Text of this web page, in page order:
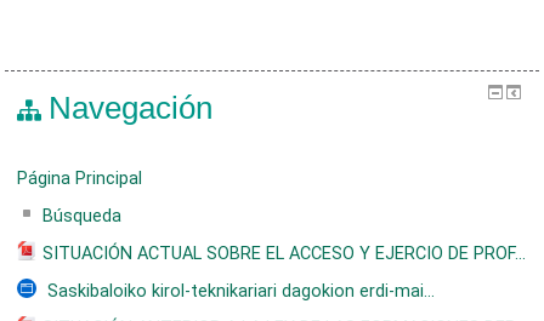
Navegación
Página Principal
Búsqueda
SITUACIÓN ACTUAL SOBRE EL ACCESO Y EJERCIO DE PROF...
Saskibaloiko kirol-teknikariari dagokion erdi-mai...